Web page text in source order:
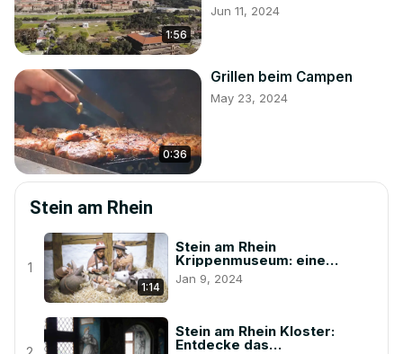
1:56
Jun 11, 2024
0:36
Grillen beim Campen
May 23, 2024
Stein am Rhein
1
1:14
Stein am Rhein
Krippenmuseum: eine
Entdeckungsreise
Jan 9, 2024
Stein am Rhein Kloster:
Entdecke das